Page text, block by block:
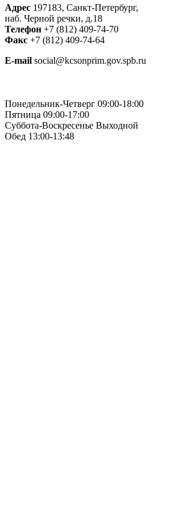
Адрес 197183, Санкт-Петербург,
наб. Черной речки, д.18
Телефон +7 (812) 409-74-70
Факс +7 (812) 409-74-64
E-mail social@kcsonprim.gov.spb.ru
Понедельник-Четверг 09:00-18:00
Пятница 09:00-17:00
Суббота-Воскресенье Выходной
Обед 13:00-13:48